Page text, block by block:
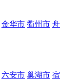
金华市 衢州市
六安市 巢湖市